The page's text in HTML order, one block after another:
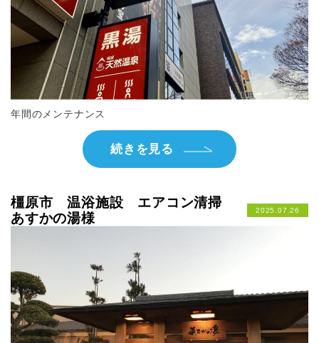
年間のメンテナンス
続きを見る
橿原市 温浴施設 エアコン清掃
あすかの湯様
2025.07.26